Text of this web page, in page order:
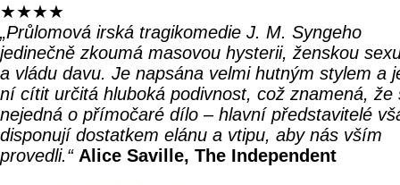
★★★★
„Průlomová irská tragikomedie J. M. Syngeho
jedinečně zkoumá masovou hysterii, ženskou
a vládu davu. Je napsána velmi hutným stylem a
ní cítit určitá hluboká podivnost, což znamená, že
nejedná o přímočaré dílo – hlavní představitelé
disponují dostatkem elánu a vtipu, aby nás vším
provedli.“ Alice Saville, The Independent